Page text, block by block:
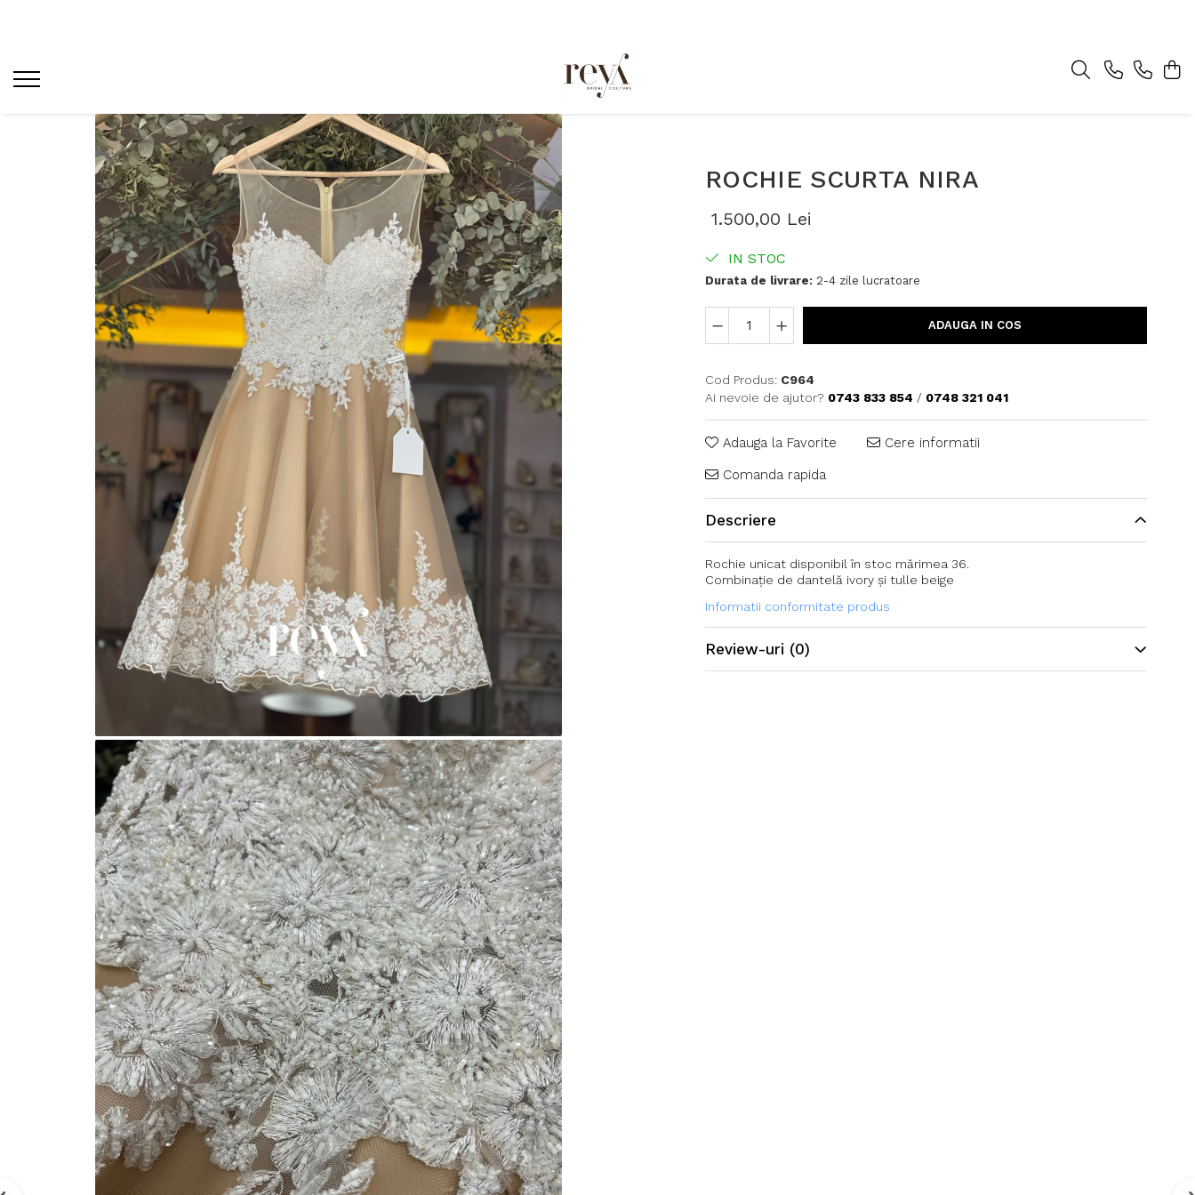
ROCHIE SCURTA NIRA
1.500,00 Lei
IN STOC
Durata de livrare:2-4 zile lucratoare
ADAUGA IN COS
Cod Produs: C964
Ai nevoie de ajutor? 0743 833 854 / 0748 321 041
Adauga la Favorite
Cere informatii
Comanda rapida
Descriere
Rochie unicat disponibil în stoc mărimea 36.
Combinație de dantelă ivory și tulle beige
Informatii conformitate produs
Review-uri (0)